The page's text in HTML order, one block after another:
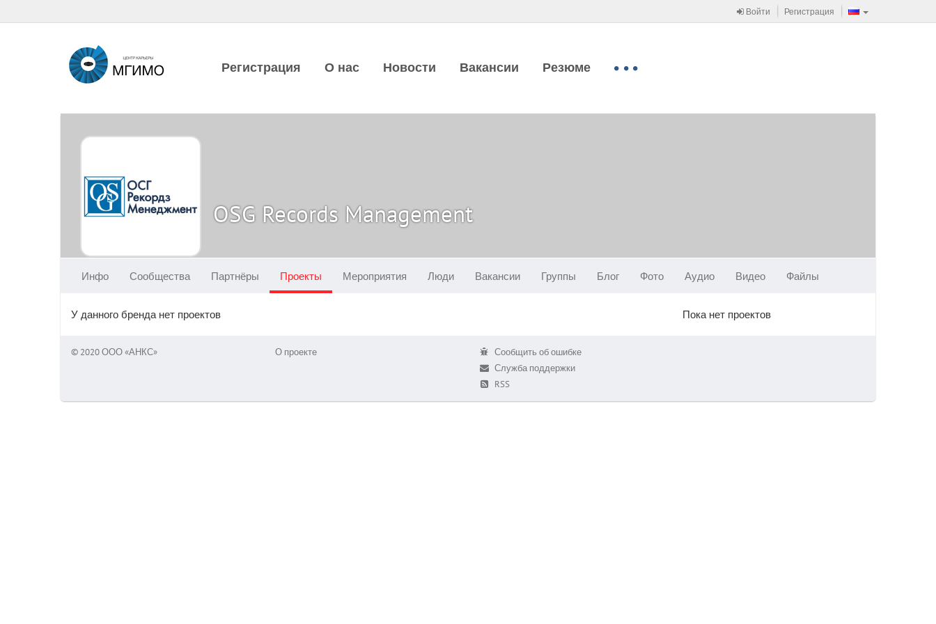
Войти Регистрация
Регистрация О нас Новости Вакансии Резюме
OSG Records Management
Инфо Сообщества Партнёры Проекты Мероприятия Люди Вакансии Группы Блог Фото Аудио Видео Файлы
Пока нет проектов
У данного бренда нет проектов
© 2020 ООО «АНКС» О проекте
Сообщить об ошибке
Служба поддержки
RSS